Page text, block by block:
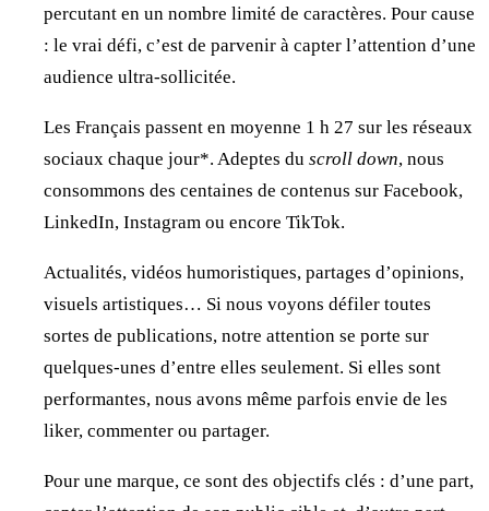
percutant en un nombre limité de caractères. Pour cause
: le vrai défi, c’est de parvenir à capter l’attention d’une
audience ultra-sollicitée.
Les Français passent en moyenne 1 h 27 sur les réseaux
sociaux chaque jour*. Adeptes du scroll down, nous
consommons des centaines de contenus sur Facebook,
LinkedIn, Instagram ou encore TikTok.
Actualités, vidéos humoristiques, partages d’opinions,
visuels artistiques… Si nous voyons défiler toutes
sortes de publications, notre attention se porte sur
quelques-unes d’entre elles seulement. Si elles sont
performantes, nous avons même parfois envie de les
liker, commenter ou partager.
Pour une marque, ce sont des objectifs clés : d’une part,